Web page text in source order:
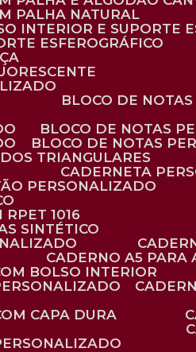
PALHA NATURAL
INTERIOR E SUPORTE
ESFEROGRÁFICO
BLOCO DE
BLOCO DE NOTAS
BLOCO DE NOTAS
TRIANGULARES
CADERNETA
PERSONALIZADO
RPET 1016
SINTÉTICO
CADERNO A5 PARA
BOLSO INTERIOR
CAPA DURA